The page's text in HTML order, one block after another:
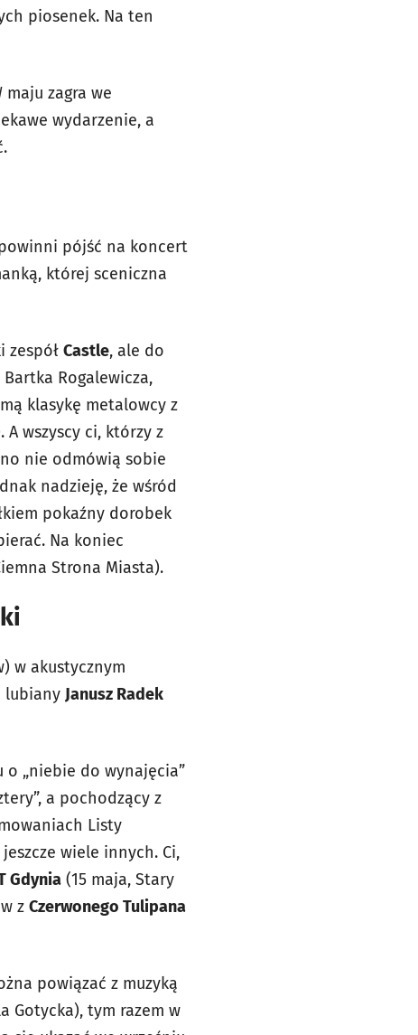
piosenek. Na ten
zagra we
wydarzenie, a
pójść na koncert
której sceniczna
zespół Castle, ale do
Bartka Rogalewicza,
klasykę metalowcy z
A wszyscy ci, którzy z
nie odmówią sobie
nadzieję, że wśród
pokaźny dorobek
Na koniec
Strona Miasta).
w akustycznym
lubiany Janusz Radek
„niebie do wynajęcia”
a pochodzący z
Listy
wiele innych. Ci,
Gdynia (15 maja, Stary
z Czerwonego Tulipana
powiązać z muzyką
Gotycka), tym razem w